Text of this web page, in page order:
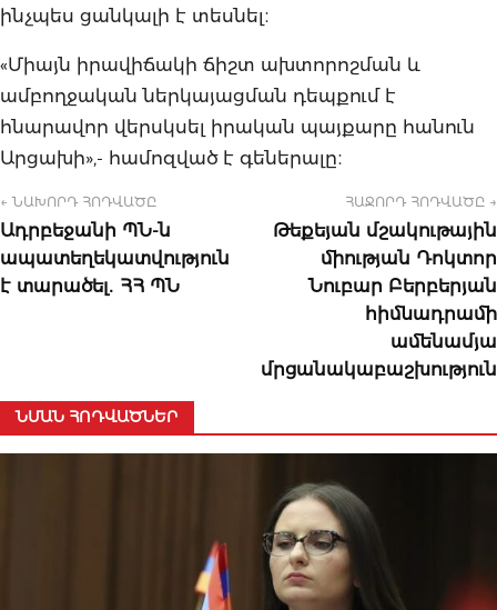
ինչպես ցանկալի է տեսնել։
«Միայն իրավիճակի ճիշտ ախտորոշման և
ամբողջական ներկայացման դեպքում է
հնարավոր վերսկսել իրական պայքարը հանուն
Արցախի»,- համոզված է գեներալը։
← ՆԱԽՈՐԴ ՀՈԴՎԱԾԸ
Ադրբեջանի ՊՆ-ն
ապատեղեկատվություն
է տարածել․ ՀՀ ՊՆ
ՀԱՋՈՐԴ ՀՈԴՎԱԾԸ →
Թեքեյան մշակութային
միության Դոկտոր
Նուբար Բերբերյան
հիմնադրամի
ամենամյա
մրցանակաբաշխություն
ՆՄԱՆ ՀՈԴՎԱԾՆԵՐ